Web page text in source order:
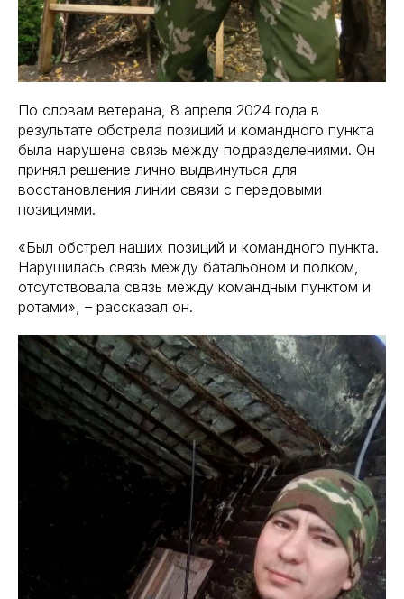
По словам ветерана, 8 апреля 2024 года в
результате обстрела позиций и командного пункта
была нарушена связь между подразделениями. Он
принял решение лично выдвинуться для
восстановления линии связи с передовыми
позициями.
«Был обстрел наших позиций и командного пункта.
Нарушилась связь между батальоном и полком,
отсутствовала связь между командным пунктом и
ротами», – рассказал он.